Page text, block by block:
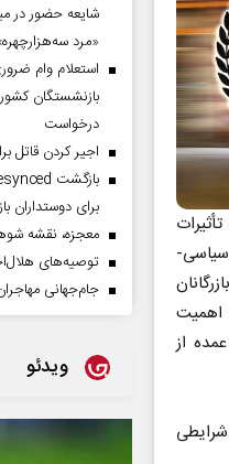
سیاسی-
اهمیت
از
شرایطی
شایعه حضور در
«مرد
بازنشستگان
درخواست
اجیر کردن قاتل
برای دوستداران
معجزه، نقشه
توصیه‌های
جام‌جهانی
ویدئو